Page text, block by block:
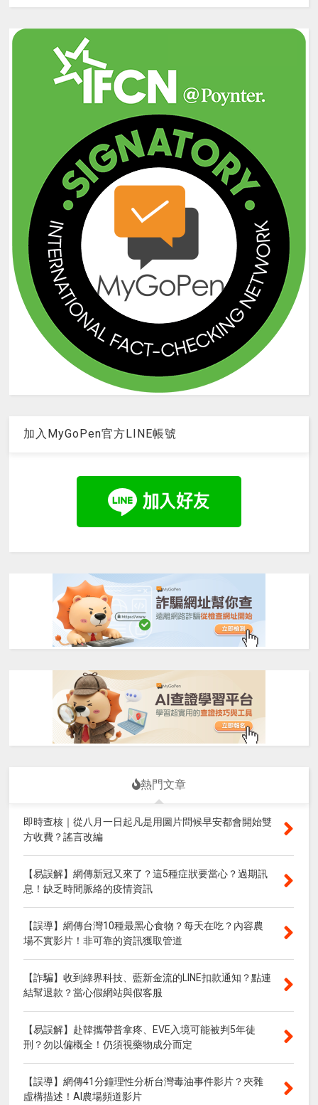
加入MyGoPen官方LINE帳號
熱門文章
即時查核｜從八月一日起凡是用圖片問候早安都會開始雙
方收費？謠言改編
【易誤解】網傳新冠又來了？這5種症狀要當心？過期訊
息！缺乏時間脈絡的疫情資訊
【誤導】網傳台灣10種最黑心食物？每天在吃？內容農
場不實影片！非可靠的資訊獲取管道
【詐騙】收到綠界科技、藍新金流的LINE扣款通知？點連
結幫退款？當心假網站與假客服
【易誤解】赴韓攜帶普拿疼、EVE入境可能被判5年徒
刑？勿以偏概全！仍須視藥物成分而定
【誤導】網傳41分鐘理性分析台灣毒油事件影片？夾雜
虛構描述！AI農場頻道影片